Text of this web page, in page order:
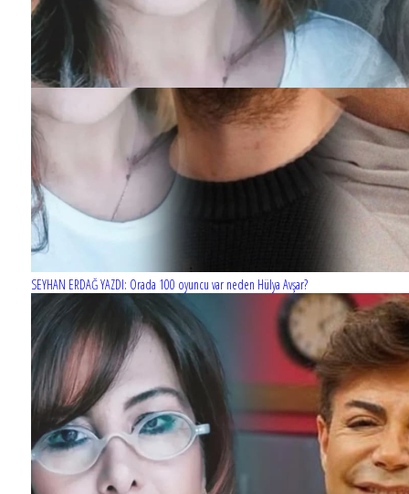
SEYHAN ERDAĞ YAZDI: Orada 100 oyuncu var neden Hülya Avşar?